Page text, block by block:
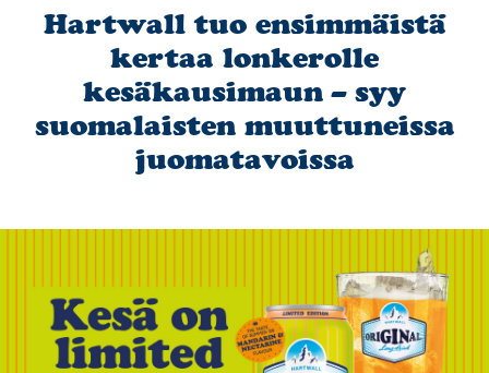
Juomat
Historia
Maat
Ota yhteyttä
Kauppa
Hartwall tuo ensimmäistä
kertaa lonkerolle
kesäkausimaun – syy
suomalaisten muuttuneissa
juomatavoissa